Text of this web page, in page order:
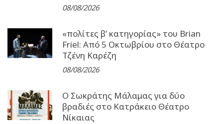
08/08/2026
«πολίτες β’ κατηγορίας» του Brian
Friel: Από 5 Οκτωβρίου στο Θέατρο
Τζένη Καρέζη
08/08/2026
Ο Σωκράτης Μάλαμας για δύο
βραδιές στο Κατράκειο Θέατρο
Νίκαιας